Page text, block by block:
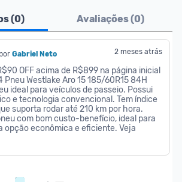
da comunidade, somente
de Lojas Oficiais
, ou seja,
representam empresas validadas
verificadas normalmente e os
na média ou abaixo da média
assim como promoções de
(0) Avaliações (0)
Gabriel Neto 2 meses atrás
OFF acima de R$899 na página inicial
Pneu Westlake Aro 15 185/60R15 84H
ideal para veículos de passeio. Possui
e tecnologia convencional. Tem índice
suporta rodar até 210 km por hora.
com bom custo-benefício, ideal para
opção econômica e eficiente. Veja
características do produto:
de carga 84, que suporta até 500 kg
Pneu: Assimétrico Classificação e Índice
Tecnologia do Pneu: Convencional